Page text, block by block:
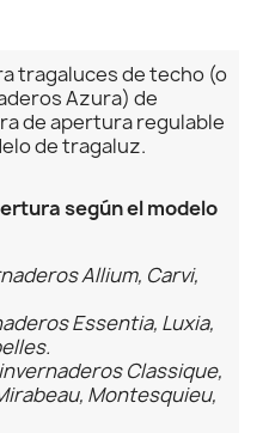
tragaluces de techo (o
Azura) de
de apertura regulable
de tragaluz.
según el modelo
Allium, Carvi,
Essentia, Luxia,
invernaderos Classique,
Montesquieu,